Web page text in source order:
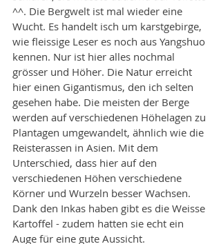
^^. Die Bergwelt ist mal wieder eine
Wucht. Es handelt isch um karstgebirge,
wie fleissige Leser es noch aus Yangshuo
kennen. Nur ist hier alles nochmal
grösser und Höher. Die Natur erreicht
hier einen Gigantismus, den ich selten
gesehen habe. Die meisten der Berge
werden auf verschiedenen Höhelagen zu
Plantagen umgewandelt, ähnlich wie die
Reisterassen in Asien. Mit dem
Unterschied, dass hier auf den
verschiedenen Höhen verschiedene
Körner und Wurzeln besser Wachsen.
Dank den Inkas haben gibt es die Weisse
Kartoffel - zudem hatten sie echt ein
Auge für eine gute Aussicht.